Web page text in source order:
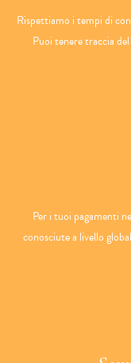
Rispettiamo i tempi di
Puoi tenere traccia
Per i tuoi pagamenti
conosciute a livello